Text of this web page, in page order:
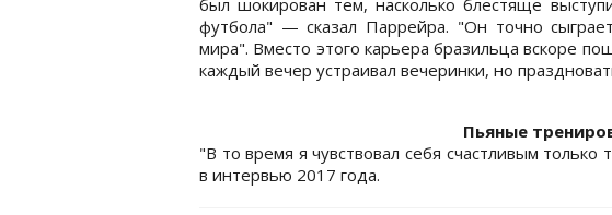
был шокирован тем, насколько блестяще
футбола" — сказал Паррейра. "Он точно
мира". Вместо этого карьера бразильца вскоре
каждый вечер устраивал вечеринки, но
Пьяные
"В то время я чувствовал себя счастливым
в интервью 2017 года.